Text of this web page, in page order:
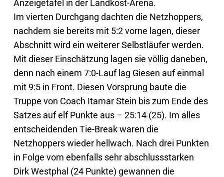
Anzeigetafel in der Landkost-Arena.
Im vierten Durchgang dachten die Netzhoppers,
nachdem sie bereits mit 5:2 vorne lagen, dieser
Abschnitt wird ein weiterer Selbstläufer werden.
Mit dieser Einschätzung lagen sie völlig daneben,
denn nach einem 7:0-Lauf lag Giesen auf einmal
mit 9:5 in Front. Diesen Vorsprung baute die
Truppe von Coach Itamar Stein bis zum Ende des
Satzes auf elf Punkte aus – 25:14 (25). Im alles
entscheidenden Tie-Break waren die
Netzhoppers wieder hellwach. Nach drei Punkten
in Folge vom ebenfalls sehr abschlussstarken
Dirk Westphal (24 Punkte) gewannen die